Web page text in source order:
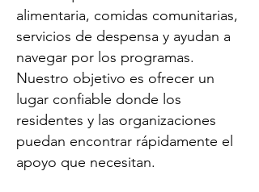
alimentaria, comidas comunitarias,
servicios de despensa y ayudan a
navegar por los programas.
Nuestro objetivo es ofrecer un
lugar confiable donde los
residentes y las organizaciones
puedan encontrar rápidamente el
apoyo que necesitan.